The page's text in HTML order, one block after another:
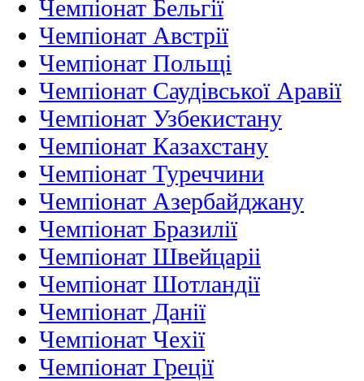
Чемпіонат Бельгії
Чемпіонат Австрії
Чемпіонат Польщі
Чемпіонат Саудівської Аравії
Чемпіонат Узбекистану
Чемпіонат Казахстану
Чемпіонат Туреччини
Чемпіонат Азербайджану
Чемпіонат Бразилії
Чемпіонат Швейцаріі
Чемпіонат Шотландії
Чемпіонат Данії
Чемпіонат Чехії
Чемпіонат Греції